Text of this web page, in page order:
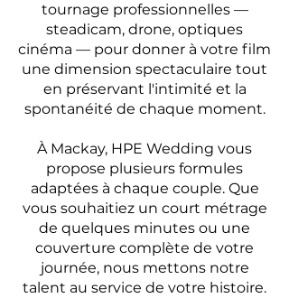
tournage professionnelles —
steadicam, drone, optiques
cinéma — pour donner à votre film
une dimension spectaculaire tout
en préservant l'intimité et la
spontanéité de chaque moment.
À Mackay, HPE Wedding vous
propose plusieurs formules
adaptées à chaque couple. Que
vous souhaitiez un court métrage
de quelques minutes ou une
couverture complète de votre
journée, nous mettons notre
talent au service de votre histoire.